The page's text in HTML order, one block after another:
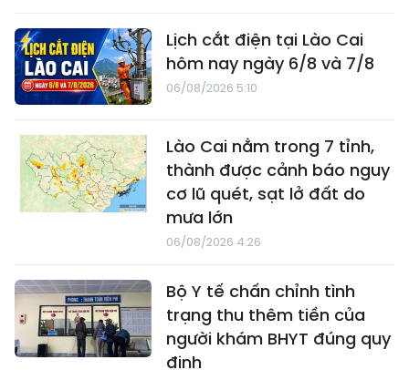
Lịch cắt điện tại Lào Cai
hôm nay ngày 6/8 và 7/8
06/08/2026 5:10
Lào Cai nằm trong 7 tỉnh,
thành được cảnh báo nguy
cơ lũ quét, sạt lở đất do
mưa lớn
06/08/2026 4:26
Bộ Y tế chấn chỉnh tình
trạng thu thêm tiền của
người khám BHYT đúng quy
định